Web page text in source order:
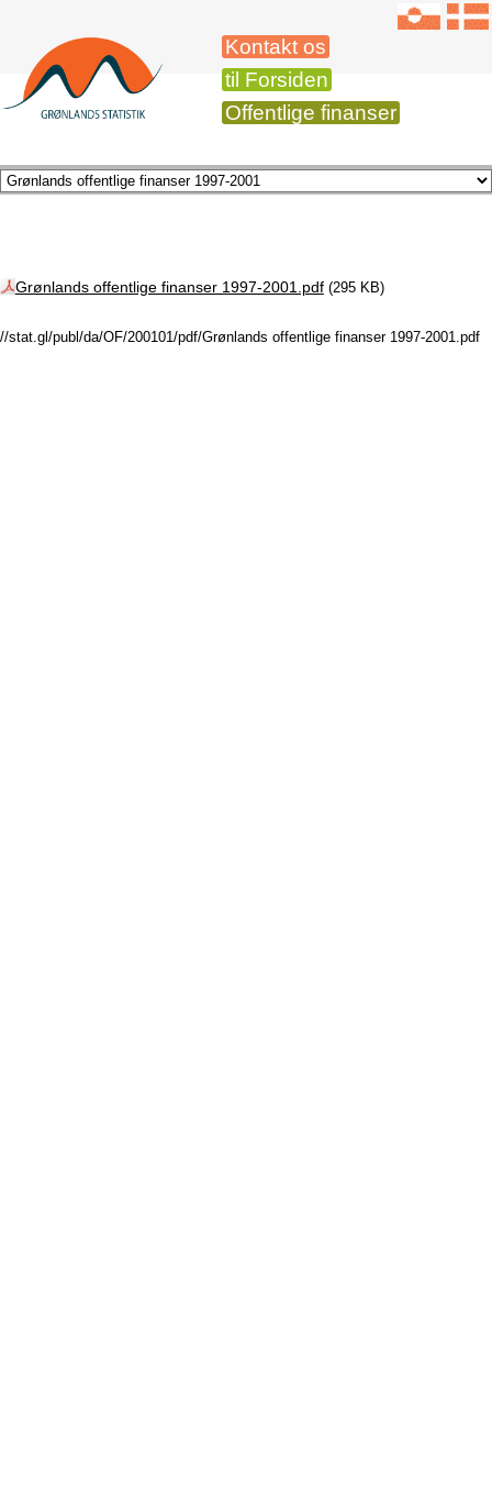
Kontakt os
til Forsiden
Offentlige finanser
Grønlands offentlige finanser 1997-2001.pdf(295 KB)
//stat.gl/publ/da/OF/200101/pdf/Grønlands offentlige finanser 1997-2001.pdf